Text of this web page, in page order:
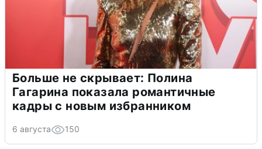
Больше не скрывает: Полина
Гагарина показала романтичные
кадры с новым избранником
6 августа 150